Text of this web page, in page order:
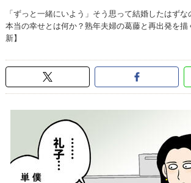
「ずっと一緒にいよう」そう思って結婚したはず
本当の幸せとは何か？熟年夫婦の葛藤と再出発を描
新】